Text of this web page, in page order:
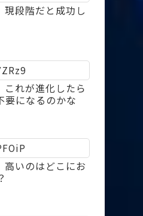
段階だと成功し
れが進化したら
になるのかな
いのはどこにお